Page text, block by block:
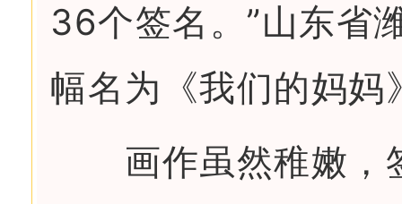
36个签名。”山东省
幅名为《我们的妈妈
画作虽然稚嫩，